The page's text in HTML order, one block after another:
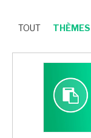
TOUT THÈMES